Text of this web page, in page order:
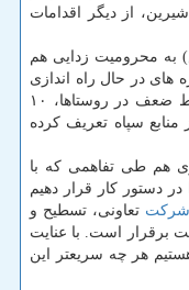
شیرین، از دیگر اقدامات
به محرومیت زدایی هم
های در حال راه اندازی
در مناطق كمتر برخوردار، با شناسایی نقاط ضعف در روستاها، ۱۰
میلیارد ریال از منابع سپاه تعریف كرده
هم طی تفاهمی كه با
هزار هكتار را در دستور كار قرار دهیم
شركت تعاونی، تسطیح و
فعالیت برقرار است. با عنایت
هر چه سریعتر این